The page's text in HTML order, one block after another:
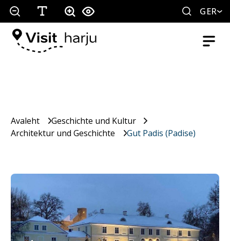
GER
Avaleht
Geschichte und Kultur
Architektur und Geschichte
Gut Padis (Padise)